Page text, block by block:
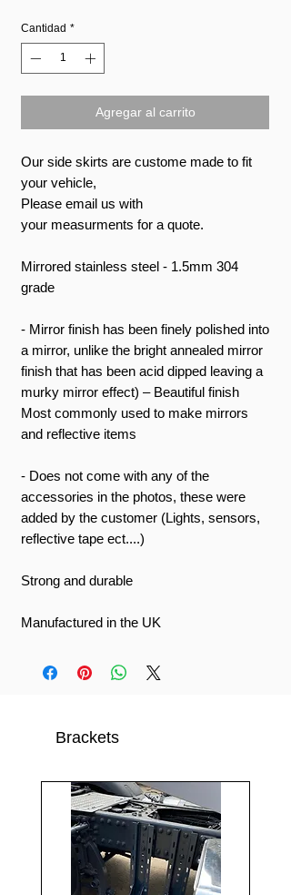
Cantidad *
Agregar al carrito
Our side skirts are custome made to fit
your vehicle,
Please email us with
your measurments for a quote.
Mirrored stainless steel - 1.5mm 304
grade
- Mirror finish has been finely polished into
a mirror, unlike the bright annealed mirror
finish that has been acid dipped leaving a
murky mirror effect) – Beautiful finish
Most commonly used to make mirrors
and reflective items
- Does not come with any of the
accessories in the photos, these were
added by the customer (Lights, sensors,
reflective tape ect....)
Strong and durable
Manufactured in the UK
Brackets